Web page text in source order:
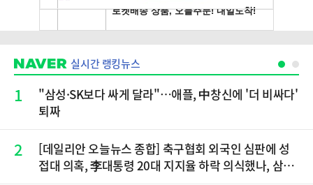
실시간 랭킹뉴스
1
"삼성·SK보다 싸게 달라"…애플, 中창신에 '더 비싸다'
퇴짜
2
[데일리안 오늘뉴스 종합] 축구협회 외국인 심판에 성
접대 의혹, 李대통령 20대 지지율 하락 의식했나, 삼전